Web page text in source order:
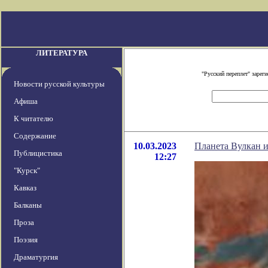
ЛИТЕРАТУРА
Новости русской культуры
Афиша
К читателю
Содержание
Публицистика
"Курск"
Кавказ
Балканы
Проза
Поэзия
Драматургия
"Русский переплет"
10.03.2023
12:27
Планета Вулкан